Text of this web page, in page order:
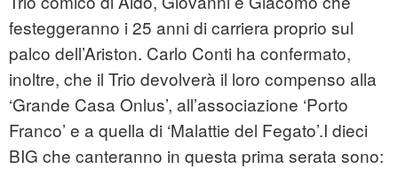
festeggeranno i 25 anni di carriera proprio sul
palco dell’Ariston. Carlo Conti ha confermato,
inoltre, che il Trio devolverà il loro compenso alla
‘Grande Casa Onlus’, all’associazione ‘Porto
Franco’ e a quella di ‘Malattie del Fegato’.I dieci
BIG che canteranno in questa prima serata sono: